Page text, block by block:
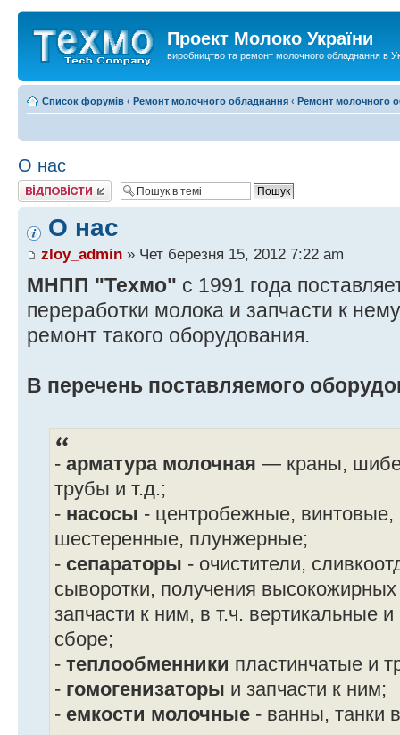
Проект Молоко України
виробництво та ремонт молочного обладнання в
Список форумів ‹ Ремонт молочного обладнання ‹ Ремонт молочного
О нас
Відповісти
О нас
zloy_admin » Чет березня 15, 2012 7:22 am
МНПП "Техмо" с 1991 года
переработки молока и запчасти к
ремонт такого оборудования.
В перечень поставляемого
- арматура молочная — краны,
трубы и т.д.;
- насосы - центробежные,
шестеренные, плунжерные;
- сепараторы - очистители,
сыворотки, получения высокожирных
запчасти к ним, в т.ч. вертикальные
сборе;
- теплообменники пластинчатые и
- гомогенизаторы и запчасти к ним;
- емкости молочные - ванны, танки